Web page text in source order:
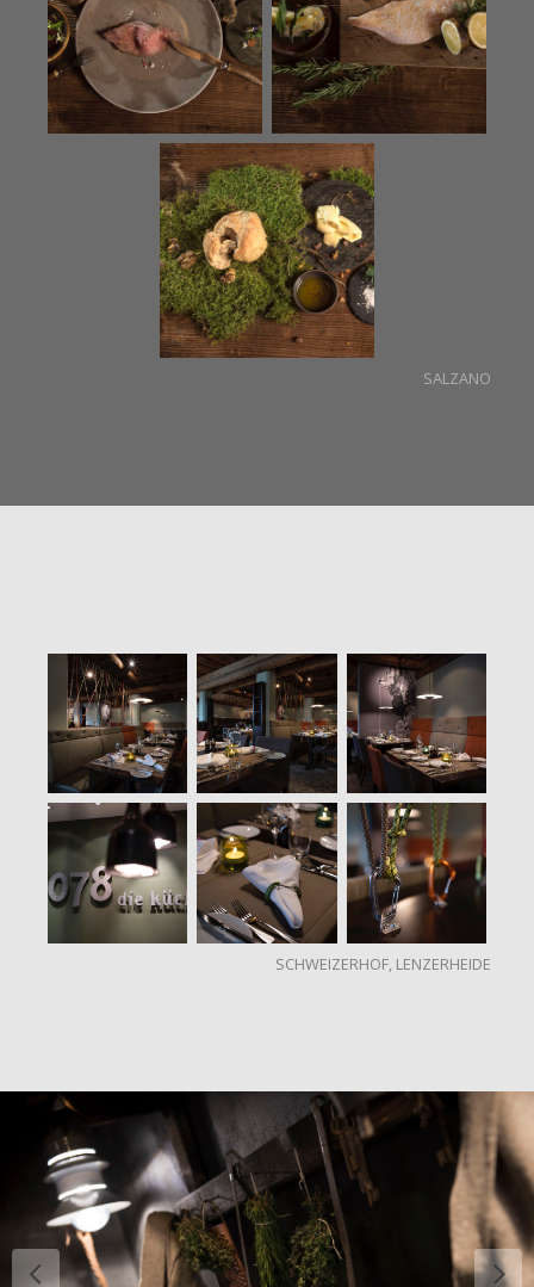
SALZANO
SCHWEIZERHOF, LENZERHEIDE